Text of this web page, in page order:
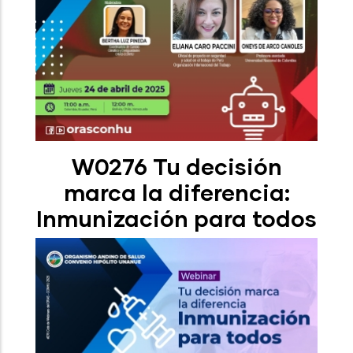
W0276 Tu decisión
marca la diferencia:
Inmunización para todos